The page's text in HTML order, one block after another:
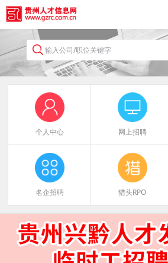
输入公司/职位关键字
个人中心 网上招聘
名企招聘 猎头RPO